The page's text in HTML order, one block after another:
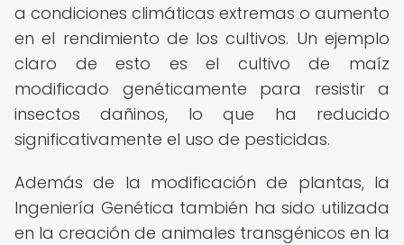
a condiciones climáticas extremas o aumento
en el rendimiento de los cultivos. Un ejemplo
claro de esto es el cultivo de maíz
modificado genéticamente para resistir a
insectos dañinos, lo que ha reducido
significativamente el uso de pesticidas.
Además de la modificación de plantas, la
Ingeniería Genética también ha sido utilizada
en la creación de animales transgénicos en la